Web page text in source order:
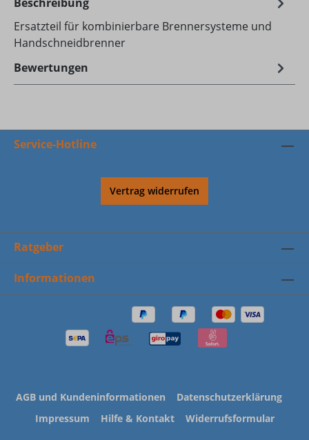
Ersatzteil für kombinierbare Brennersysteme und
Handschneidbrenner
Bewertungen
Service-Hotline
Vertrag widerrufen
Ratgeber
Informationen
AGB und Kundeninformationen
Datenschutzerklärung
Impressum
Hilfe & Kontakt Widerrufsformular